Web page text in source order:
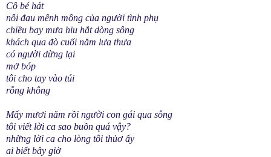
Cô bé hát
nỗi đau mênh mông của người tình phụ
chiều bay mưa hiu hắt dòng sông
khách qua đò cuối năm lưa thưa
có người dừng lại
mở bóp
tôi cho tay vào túi
rỗng không
Mấy mươi năm rồi người con gái qua sông
tôi viết lời ca sao buồn quá vậy?
những lời ca cho lòng tôi thủơ ấy
ai biết bây giờ